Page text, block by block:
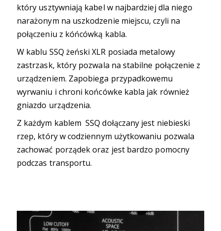
który usztywniają kabel w najbardziej dla niego
narażonym na uszkodzenie miejscu, czyli na
połączeniu z kóńcówką kabla.
W kablu SSQ żeński XLR posiada metalowy
zastrzask, który pozwala na stabilne połączenie z
urządzeniem. Zapobiega przypadkowemu
wyrwaniu i chroni końcówke kabla jak również
gniazdo urządzenia.
Z każdym kablem SSQ dołączany jest niebieski
rzep, który w codziennym użytkowaniu pozwala
zachować porządek oraz jest bardzo pomocny
podczas transportu.